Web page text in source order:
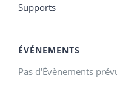
Supports
ÉVÉNEMENTS
Pas d'Évènements